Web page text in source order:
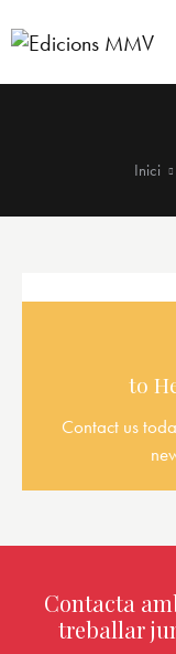
Inici
to
Contact us
Contacta
treballar